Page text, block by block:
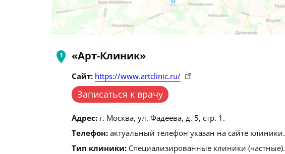
«Арт-Клиник»
Сайт: https://www.artclinic.ru/
Записаться к врачу
Адрес: г. Москва, ул. Фадеева, д. 5, стр. 1.
Телефон: актуальный телефон указан на сайте клиники.
Тип клиники: Специализированные клиники (частные).